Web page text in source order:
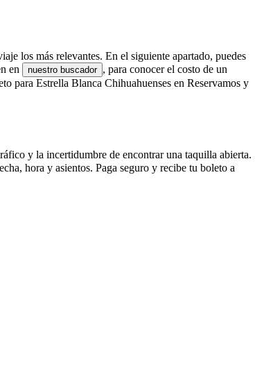
los más relevantes. En el siguiente apartado, puedes
en
nuestro buscador , para conocer el costo de un
para Estrella Blanca Chihuahuenses en Reservamos y
y la incertidumbre de encontrar una taquilla abierta.
hora y asientos. Paga seguro y recibe tu boleto a